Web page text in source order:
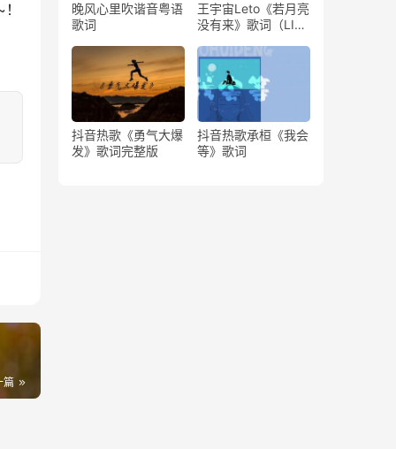
篇
晚风心里吹谐音粤语
歌词
王宇宙Leto《若月亮
没有来》歌词（LIVE
抖音热歌《勇气大爆
发》歌词完整版
抖音热歌承桓《我会
等》歌词